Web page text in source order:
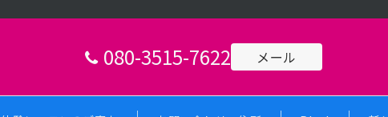
080-3515-7622 メール